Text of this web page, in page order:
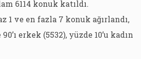
6114 konuk katıldı.
1 ve en fazla 7 konuk ağırlandı,
erkek (5532), yüzde 10’u kadın